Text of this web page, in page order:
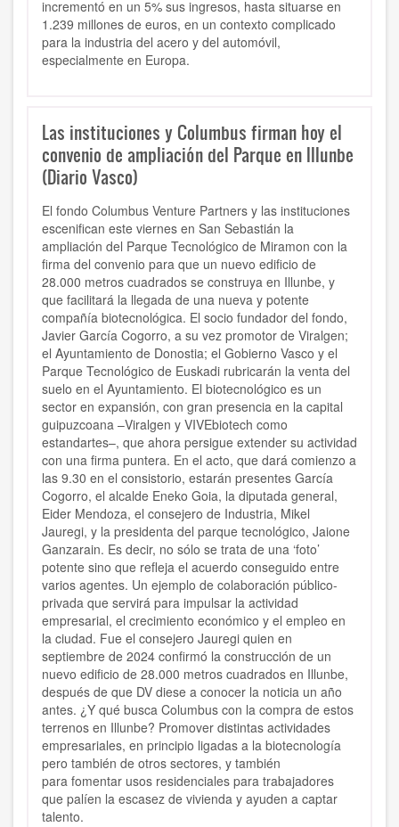
incrementó en un 5% sus ingresos, hasta situarse en
1.239 millones de euros, en un contexto complicado
para la industria del acero y del automóvil,
especialmente en Europa.
Las instituciones y Columbus firman hoy el
convenio de ampliación del Parque en Illunbe
(Diario Vasco)
El fondo Columbus Venture Partners y las instituciones
escenifican este viernes en San Sebastián la
ampliación del Parque Tecnológico de Miramon con la
firma del convenio para que un nuevo edificio de
28.000 metros cuadrados se construya en Illunbe, y
que facilitará la llegada de una nueva y potente
compañía biotecnológica. El socio fundador del fondo,
Javier García Cogorro, a su vez promotor de Viralgen;
el Ayuntamiento de Donostia; el Gobierno Vasco y el
Parque Tecnológico de Euskadi rubricarán la venta del
suelo en el Ayuntamiento. El biotecnológico es un
sector en expansión, con gran presencia en la capital
guipuzcoana –Viralgen y VIVEbiotech como
estandartes–, que ahora persigue extender su actividad
con una firma puntera. En el acto, que dará comienzo a
las 9.30 en el consistorio, estarán presentes García
Cogorro, el alcalde Eneko Goia, la diputada general,
Eider Mendoza, el consejero de Industria, Mikel
Jauregi, y la presidenta del parque tecnológico, Jaione
Ganzarain. Es decir, no sólo se trata de una ‘foto’
potente sino que refleja el acuerdo conseguido entre
varios agentes. Un ejemplo de colaboración público-
privada que servirá para impulsar la actividad
empresarial, el crecimiento económico y el empleo en
la ciudad. Fue el consejero Jauregi quien en
septiembre de 2024 confirmó la construcción de un
nuevo edificio de 28.000 metros cuadrados en Illunbe,
después de que DV diese a conocer la noticia un año
antes. ¿Y qué busca Columbus con la compra de estos
terrenos en Illunbe? Promover distintas actividades
empresariales, en principio ligadas a la biotecnología
pero también de otros sectores, y también
para fomentar usos residenciales para trabajadores
que palíen la escasez de vivienda y ayuden a captar
talento.